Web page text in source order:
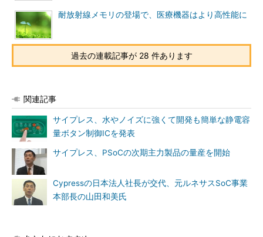
耐放射線メモリの登場で、医療機器はより高性能に
過去の連載記事が 28 件あります
関連記事
サイプレス、水やノイズに強くて開発も簡単な静電容
量ボタン制御ICを発表
サイプレス、PSoCの次期主力製品の量産を開始
Cypressの日本法人社長が交代、元ルネサスSoC事業
本部長の山田和美氏